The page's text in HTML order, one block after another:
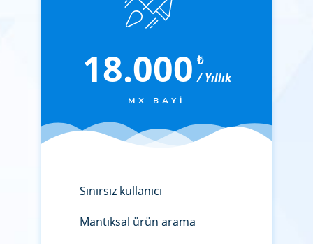
18.000 ₺
/ Yıllık
MX BAYI
Sınırsız kullanıcı
Mantıksal ürün arama